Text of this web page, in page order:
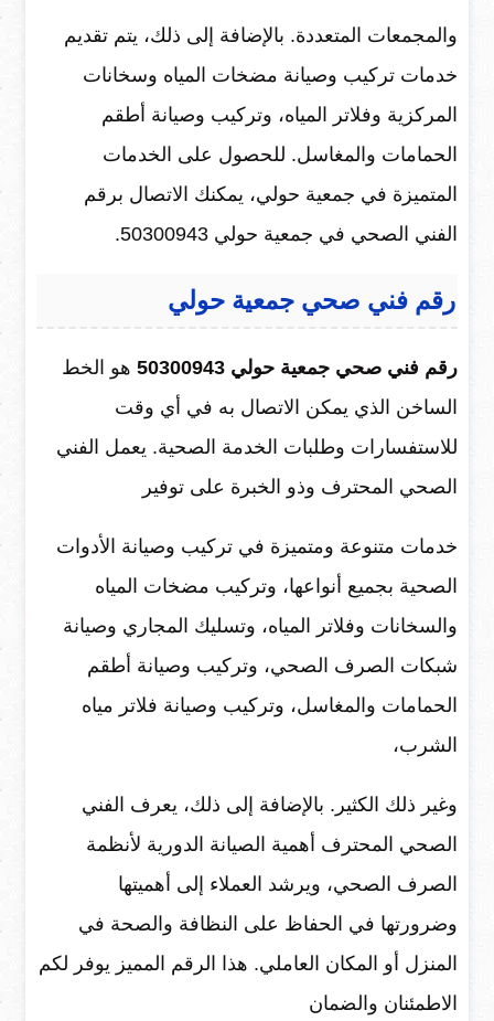
والمجمعات المتعددة. بالإضافة إلى ذلك، يتم تقديم
خدمات تركيب وصيانة مضخات المياه وسخانات
المركزية وفلاتر المياه، وتركيب وصيانة أطقم
الحمامات والمغاسل. للحصول على الخدمات
المتميزة في جمعية حولي، يمكنك الاتصال برقم
الفني الصحي في جمعية حولي 50300943.
رقم فني صحي جمعية حولي
رقم فني صحي جمعية حولي 50300943
هو الخط
الساخن الذي يمكن الاتصال به في أي وقت
للاستفسارات وطلبات الخدمة الصحية. يعمل الفني
الصحي المحترف وذو الخبرة على توفير
خدمات متنوعة ومتميزة في تركيب وصيانة الأدوات
الصحية بجميع أنواعها، وتركيب مضخات المياه
والسخانات وفلاتر المياه، وتسليك المجاري وصيانة
شبكات الصرف الصحي، وتركيب وصيانة أطقم
الحمامات والمغاسل، وتركيب وصيانة فلاتر مياه
الشرب،
وغير ذلك الكثير. بالإضافة إلى ذلك، يعرف الفني
الصحي المحترف أهمية الصيانة الدورية لأنظمة
الصرف الصحي، ويرشد العملاء إلى أهميتها
وضرورتها في الحفاظ على النظافة والصحة في
المنزل أو المكان العاملي. هذا الرقم المميز يوفر لكم
الاطمئنان والضمان